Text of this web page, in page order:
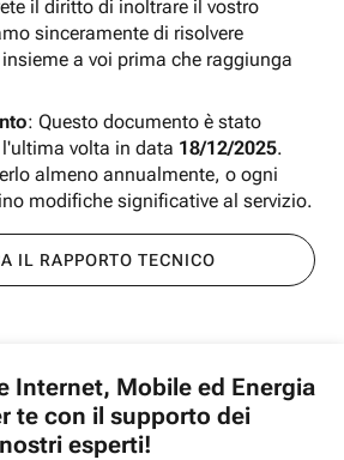
il diritto di inoltrare il vostro
sinceramente di risolvere
a voi prima che raggiunga
: Questo documento è stato
volta in data 18/12/2025.
almeno annualmente, o ogni
modifiche significative al servizio.
IL RAPPORTO TECNICO
Internet, Mobile ed Energia
te con il supporto dei
nostri esperti!